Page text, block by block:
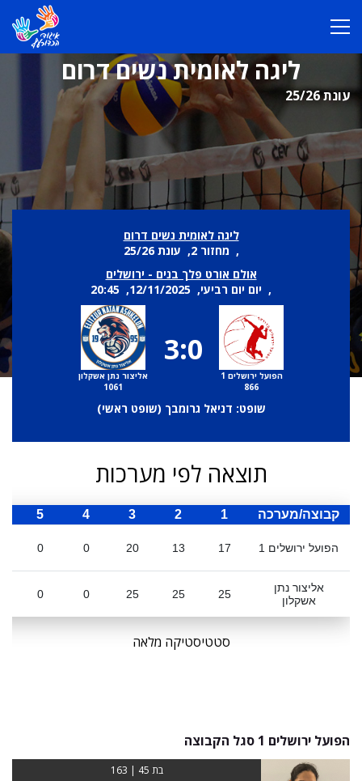
ליגה לאומית נשים דרום
עונת 25/26
ליגה לאומית נשים דרום
, מחזור 2, עונת 25/26
אולם אורט פלך בנים - ירושלים
, יום יום רביעי, 12/11/2025, 20:45
הפועל ירושלים 1
866
3:0
אליצור נתן אשקלון
1061
שופט: דניאל גרומבך (שופט ראשי)
תוצאה לפי מערכות
קבוצה/מערכה 1
2
3
4
5
הפועל ירושלים 1 17
13
20
0
0
אליצור נתן
אשקלון
25
25
25
0
0
סטטיסטיקה מלאה
הפועל ירושלים 1 סגל הקבוצה
בת 45 | 163